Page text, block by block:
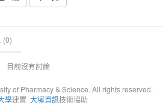
(0)
目前沒有討論
of Pharmacy & Science. All rights reserved.
學建置 大塚資訊技術協助